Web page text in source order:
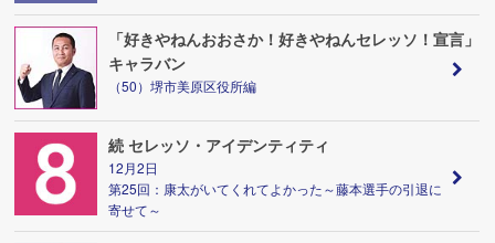
「好きやねんおおさか！好きやねんセレッソ！宣言」
キャラバン
（50）堺市美原区役所編
続 セレッソ・アイデンティティ
12月2日
第25回：康太がいてくれてよかった～藤本選手の引退に
寄せて～